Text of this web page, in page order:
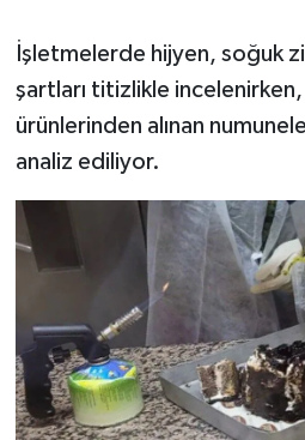
İşletmelerde hijyen, soğuk
şartları titizlikle
ürünlerinden alınan
analiz ediliyor.